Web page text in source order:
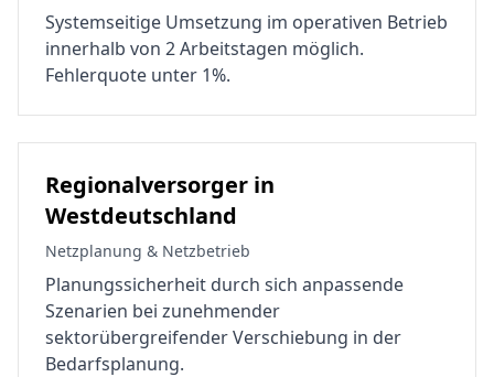
Systemseitige Umsetzung im operativen Betrieb
innerhalb von 2 Arbeitstagen möglich.
Fehlerquote unter 1%.
Regionalversorger in
Westdeutschland
Netzplanung & Netzbetrieb
Planungssicherheit durch sich anpassende
Szenarien bei zunehmender
sektorübergreifender Verschiebung in der
Bedarfsplanung.